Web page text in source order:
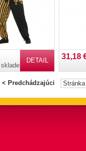
DETAIL
sklade
31,18
< Predchádzajúci